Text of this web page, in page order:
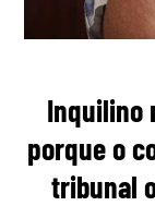
Inquilino
porque o
tribunal